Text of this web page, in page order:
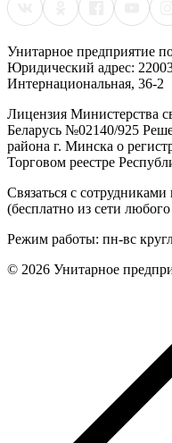
Унитарное предприятие
Юридический адрес:
Интернациональная, 36-2
Лицензия Министерства
Беларусь №02140/925
района г. Минска о
Торговом реестре
Связаться с
(бесплатно из сети
Режим работы: пн-вс
© 2026 Унитарное